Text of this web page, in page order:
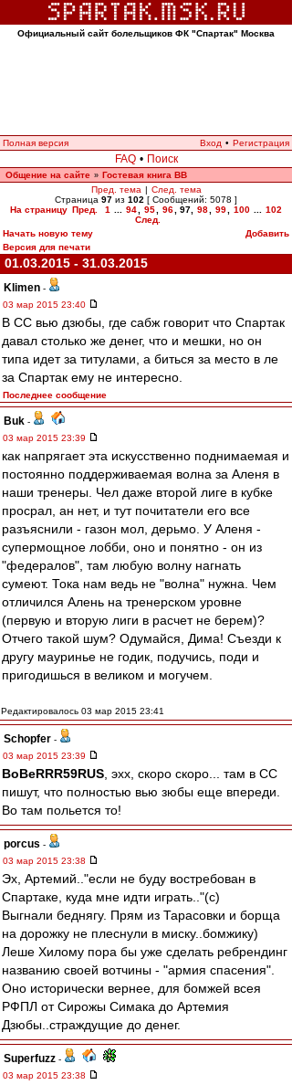
Официальный сайт болельщиков ФК "Спартак" Москва
Полная версия Вход • Регистрация
FAQ • Поиск
Общение на сайте » Гостевая книга ВВ
Пред. тема | След. тема
Страница 97 из 102 [ Сообщений: 5078 ]
На страницу Пред. 1 94 95 96 97 98 99 100
102
След.
Начать новую тему
Добавить
Версия для печати
01.03.2015 - 31.03.2015
Klimen -
03 мар 2015 23:40
В СС вью дзюбы, где сабж говорит что Спартак
давал столько же денег, что и мешки, но он
типа идет за титулами, а биться за место в ле
за Спартак ему не интересно.
Последнее сообщение
Buk -
03 мар 2015 23:39
как напрягает эта искусственно поднимаемая и
постоянно поддерживаемая волна за Аленя в
наши тренеры. Чел даже второй лиге в кубке
просрал, ан нет, и тут почитатели его все
разъяснили - газон мол, дерьмо. У Аленя -
супермощное лобби, оно и понятно - он из
"федералов", там любую волну нагнать
сумеют. Тока нам ведь не "волна" нужна. Чем
отличился Алень на тренерском уровне
(первую и вторую лиги в расчет не берем)?
Отчего такой шум? Одумайся, Дима! Съезди к
другу мауринье не годик, подучись, поди и
пригодишься в великом и могучем.
Редактировалось 03 мар 2015 23:41
Schopfer -
03 мар 2015 23:39
BoBeRRR59RUS , эхх, скоро скоро... там в СС
пишут, что полностью вью зюбы еще впереди.
Во там польется то!
porcus -
03 мар 2015 23:38
Эх, Артемий.."если не буду востребован в
Спартаке, куда мне идти играть.."(с)
Выгнали беднягу. Прям из Тарасовки и борща
на дорожку не плеснули в миску..бомжику)
Леше Хилому пора бы уже сделать ребрендинг
названию своей вотчины - "армия спасения".
Оно исторически вернее, для бомжей всея
РФПЛ от Сирожы Симака до Артемия
Дзюбы..страждущие до денег.
Superfuzz -
03 мар 2015 23:38